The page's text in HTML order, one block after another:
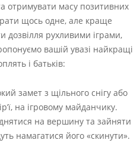
отримувати масу позитивних
щось одне, але краще
дозвілля рухливими іграми,
вашій увазі найкращі
і батьків:
замет з щільного снігу або
на ігровому майданчику.
на вершину та зайняти
намагатися його «скинути».